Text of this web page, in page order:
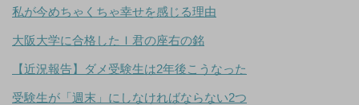
私が今めちゃくちゃ幸せを感じる理由
大阪大学に合格したＩ君の座右の銘
【近況報告】ダメ受験生は2年後こうなった
受験生が「週末」にしなければならない2つ